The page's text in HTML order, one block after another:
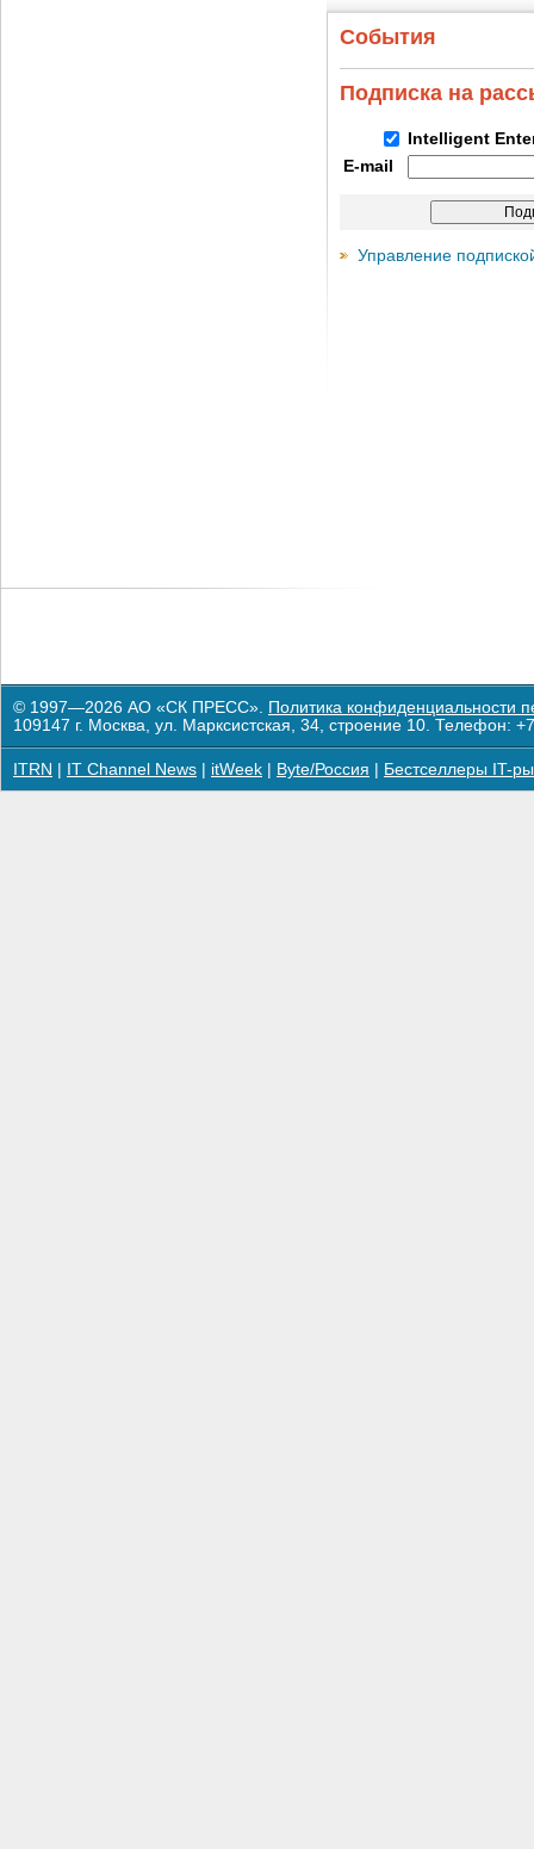
События
Подписка на
Intelligent
E-mail
Управление
© 1997—2026 АО «СК ПРЕСС». Политика конфиденциальности
109147 г. Москва, ул. Марксистская, 34, строение 10. Телефон:
ITRN IT Channel News itWeek Byte/Россия Бестселлеры IT-